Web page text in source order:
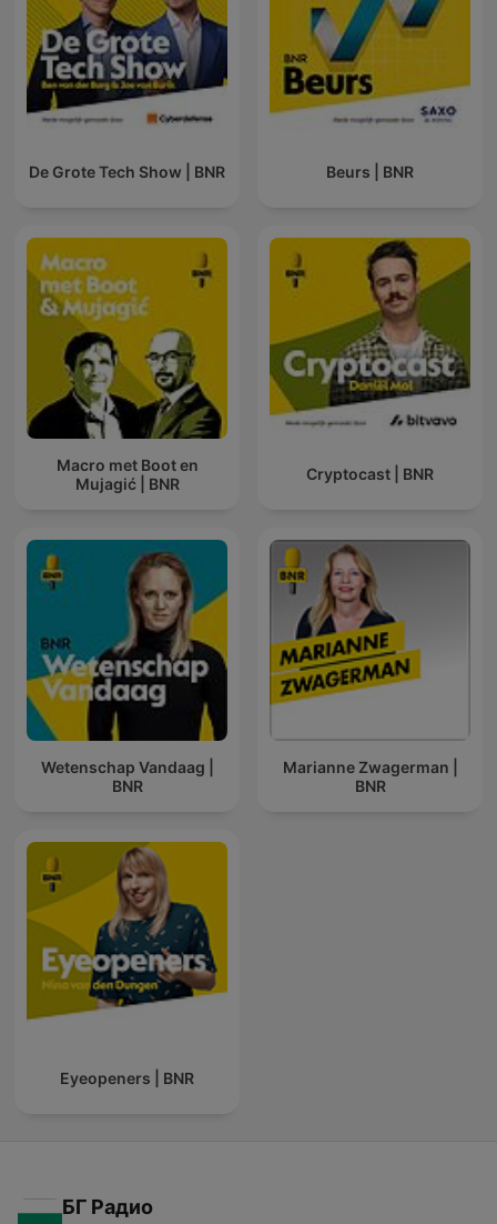
De Grote Tech Show | BNR Beurs | BNR
Macro met Boot en
Mujagić | BNR
Cryptocast | BNR
Wetenschap Vandaag |
BNR
Marianne Zwagerman |
BNR
Eyeopeners | BNR
БГ Радио